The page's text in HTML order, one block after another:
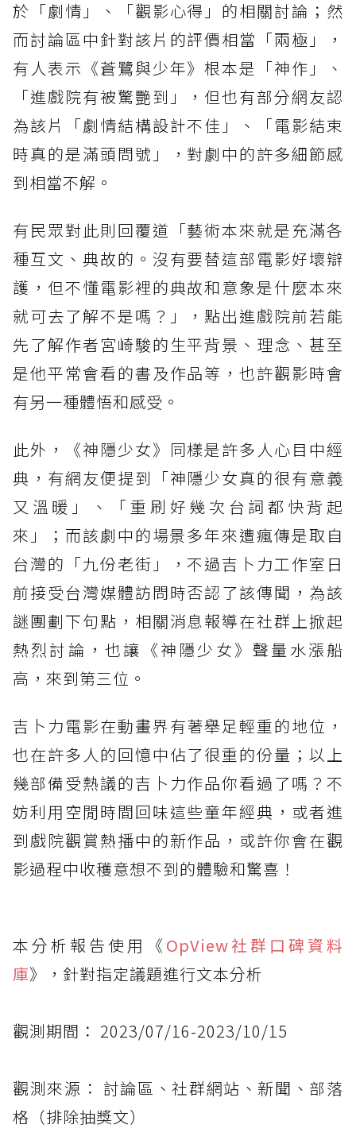
於「劇情」、「觀影心得」的相關討論；然
而討論區中針對該片的評價相當「兩極」，
有人表示《蒼鷺與少年》根本是「神作」、
「進戲院有被驚艷到」，但也有部分網友認
為該片「劇情結構設計不佳」、「電影結束
時真的是滿頭問號」，對劇中的許多細節感
到相當不解。
有民眾對此則回覆道「藝術本來就是充滿各
種互文、典故的。沒有要替這部電影好壞辯
護，但不懂電影裡的典故和意象是什麼本來
就可去了解不是嗎？」，點出進戲院前若能
先了解作者宮崎駿的生平背景、理念、甚至
是他平常會看的書及作品等，也許觀影時會
有另一種體悟和感受。
此外，《神隱少女》同樣是許多人心目中經
典，有網友便提到「神隱少女真的很有意義
又溫暖」、「重刷好幾次台詞都快背起
來」；而該劇中的場景多年來遭瘋傳是取自
台灣的「九份老街」，不過吉卜力工作室日
前接受台灣媒體訪問時否認了該傳聞，為該
謎團劃下句點，相關消息報導在社群上掀起
熱烈討論，也讓《神隱少女》聲量水漲船
高，來到第三位。
吉卜力電影在動畫界有著舉足輕重的地位，
也在許多人的回憶中佔了很重的份量；以上
幾部備受熱議的吉卜力作品你看過了嗎？不
妨利用空閒時間回味這些童年經典，或者進
到戲院觀賞熱播中的新作品，或許你會在觀
影過程中收穫意想不到的體驗和驚喜！
本分析報告使用《 OpView社群口碑資料
庫》，針對指定議題進行文本分析
觀測期間： 2023/07/16-2023/10/15
觀測來源： 討論區、社群網站、新聞、部落
格（排除抽獎文）